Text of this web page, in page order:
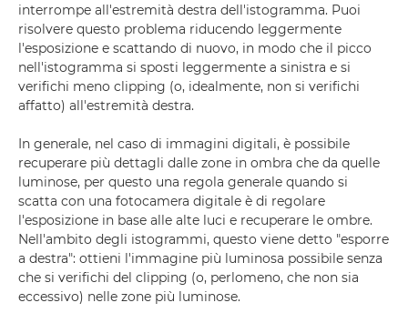
interrompe all'estremità destra dell'istogramma. Puoi
risolvere questo problema riducendo leggermente
l'esposizione e scattando di nuovo, in modo che il picco
nell'istogramma si sposti leggermente a sinistra e si
verifichi meno clipping (o, idealmente, non si verifichi
affatto) all'estremità destra.
In generale, nel caso di immagini digitali, è possibile
recuperare più dettagli dalle zone in ombra che da quelle
luminose, per questo una regola generale quando si
scatta con una fotocamera digitale è di regolare
l'esposizione in base alle alte luci e recuperare le ombre.
Nell'ambito degli istogrammi, questo viene detto "esporre
a destra": ottieni l'immagine più luminosa possibile senza
che si verifichi del clipping (o, perlomeno, che non sia
eccessivo) nelle zone più luminose.